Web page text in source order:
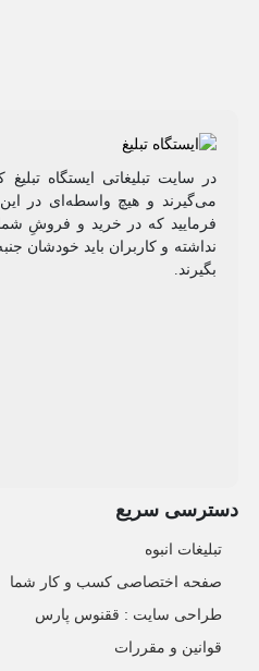
در سایت تبلیغاتی ایستگاه
می‌گیرند و هیچ واسطه‌ای در
فرمایید که در خرید و فروشِ شما
نداشته و کاربران باید خودشان
بگیرند.
دسترسی سریع
تبلیغات انبوه
صفحه اختصاصی کسب و کار شما
طراحی سایت :‌ ققنوس پارس
قوانین و مقررات